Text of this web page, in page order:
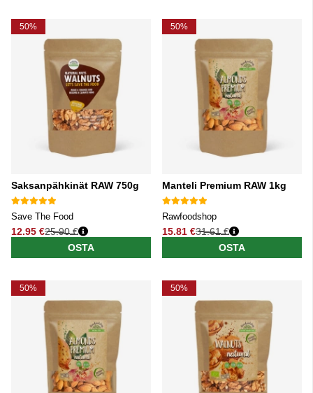
50%
Saksanpähkinät RAW 750g
Save The Food
12.95 €
Normaali hinta
25.90 €
OSTA
50%
Manteli Premium RAW 1kg
Rawfoodshop
15.81 €
Normaali hinta
31.61 €
OSTA
50% 50%